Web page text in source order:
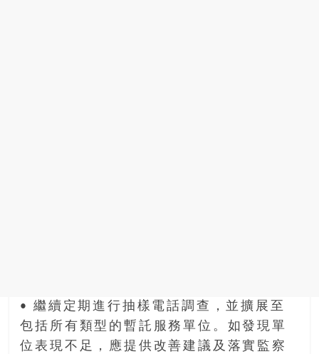
• 繼續定期進行抽樣電話調查，並擴展至
包括所有類型的暫託服務單位。如發現單
位表現不足，應提供改善建議及落實監察